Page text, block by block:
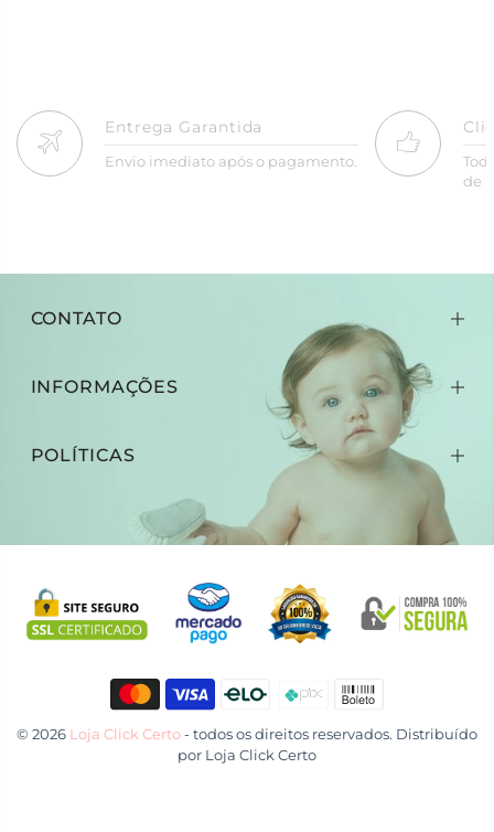
Entrega Garantida
Envio imediato após o pagamento.
de
CONTATO
INFORMAÇÕES
POLÍTICAS
© 2026 Loja Click Certo- todos os direitos reservados. Distribuído
por Loja Click Certo